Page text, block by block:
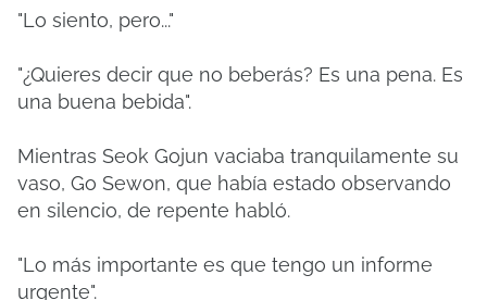
"Lo siento, pero..."
"¿Quieres decir que no beberás? Es una pena. Es
una buena bebida".
Mientras Seok Gojun vaciaba tranquilamente su
vaso, Go Sewon, que había estado observando
en silencio, de repente habló.
"Lo más importante es que tengo un informe
urgente".